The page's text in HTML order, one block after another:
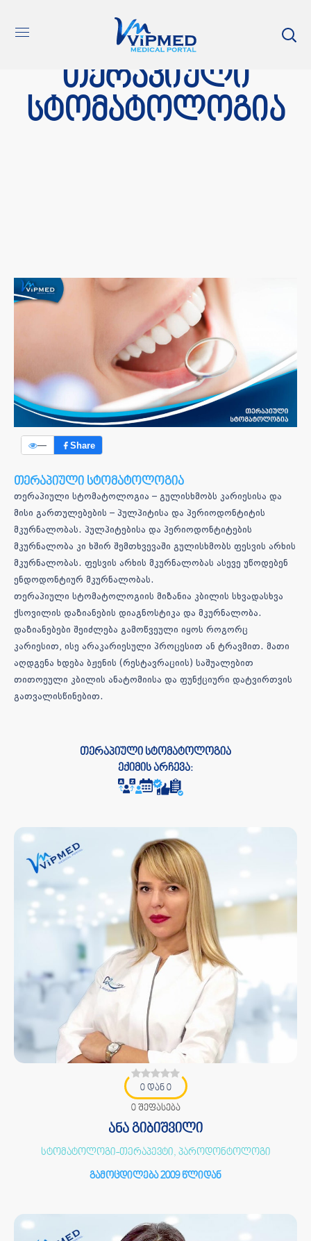
თერაპიული
სტომატოლოგია
— Share
თერაპიული სტომატოლოგია
თერაპიული სტომატოლოგია – გულისხმობს კარიესისა და
მისი გართულებების – პულპიტისა და პერიოდონტიტის
მკურნალობას. პულპიტებისა და პერიოდონტიტების
მკურნალობა კი ხშირ შემთხვევაში გულისხმობს ფესვის არხის
მკურნალობას. ფესვის არხის მკურნალობას ასევე უწოდებენ
ენდოდონტიურ მკურნალობას.
თერაპიული სტომატოლოგიის მიზანია კბილის სხვადასხვა
ქსოვილის დაზიანების დიაგნოსტიკა და მკურნალობა.
დაზიანებები შეიძლება გამოწვეული იყოს როგორც
კარიესით, ისე არაკარიესული პროცესით ან ტრავმით. მათი
აღდგენა ხდება ბჟენის (რესტავრაციის) საშუალებით
თითოეული კბილის ანატომიისა და ფუნქციური დატვირთვის
გათვალისწინებით.
თერაპიული სტომატოლოგია
ექიმის არჩევა:
0 დან 0
0 შეფასება
ანა გიბიშვილი
სტომატოლოგი-თერაპევტი, პაროდონტოლოგი
გამოცდილება 2009 წლიდან